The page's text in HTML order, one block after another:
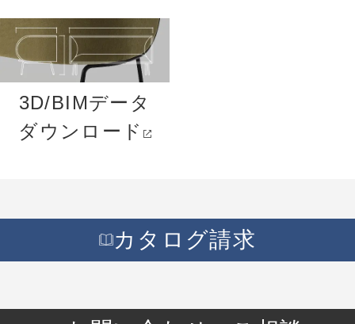
3D/BIMデータ
ダウンロード
カタログ請求